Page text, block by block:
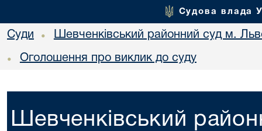
Судова влада
Суди • Шевченківський районний суд м.
• Оголошення про виклик до суду
Шевченківський